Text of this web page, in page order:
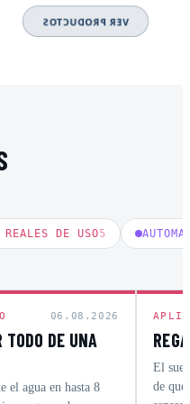
VER PRODUCTOS
DE USO5
06.08.2026
TODO DE UNA
el agua en hasta 8
El
de